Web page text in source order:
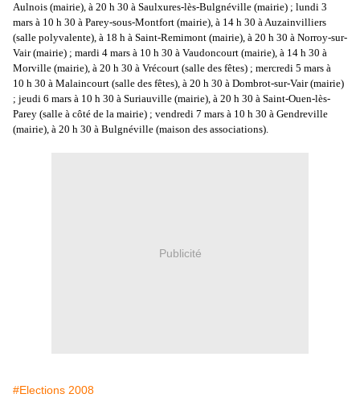
Aulnois (mairie), à 20 h 30 à Saulxures-lès-Bulgnéville (mairie) ; lundi 3
mars à 10 h 30 à Parey-sous-Montfort (mairie), à 14 h 30 à Auzainvilliers
(salle polyvalente), à 18 h à Saint-Remimont (mairie), à 20 h 30 à Norroy-sur-
Vair (mairie) ; mardi 4 mars à 10 h 30 à Vaudoncourt (mairie), à 14 h 30 à
Morville (mairie), à 20 h 30 à Vrécourt (salle des fêtes) ; mercredi 5 mars à
10 h 30 à Malaincourt (salle des fêtes), à 20 h 30 à Dombrot-sur-Vair (mairie)
; jeudi 6 mars à 10 h 30 à Suriauville (mairie), à 20 h 30 à Saint-Ouen-lès-
Parey (salle à côté de la mairie) ; vendredi 7 mars à 10 h 30 à Gendreville
(mairie), à 20 h 30 à Bulgnéville (maison des associations).
Publicité
#Elections 2008